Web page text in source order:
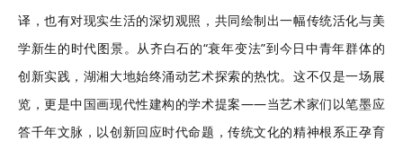
译，也有对现实生活的深切观照，共同绘制出一幅传统活化与美
学新生的时代图景。从齐白石的“衰年变法”到今日中青年群体的
创新实践，湖湘大地始终涌动艺术探索的热忱。这不仅是一场展
览，更是中国画现代性建构的学术提案——当艺术家们以笔墨应
答千年文脉，以创新回应时代命题，传统文化的精神根系正孕育